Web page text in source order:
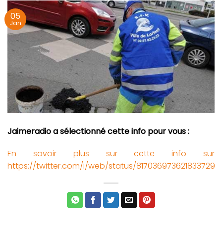
05
Jan
Jaimeradio a sélectionné cette info pour vous :
En savoir plus sur cette info sur
https://twitter.com/i/web/status/817036973621833729